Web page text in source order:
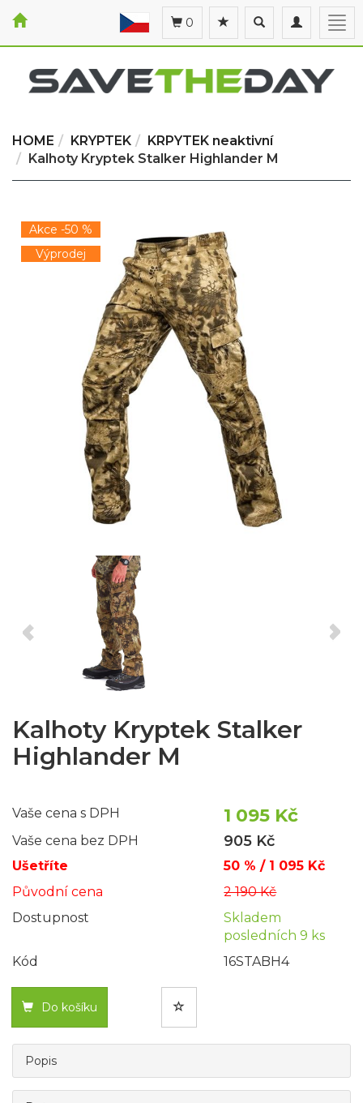
Toggle
navigation
Toggle
search
0
HOME KRYPTEK
KRPYTEK neaktivní
Kalhoty Kryptek Stalker Highlander M
Akce -50 %
Výprodej
Kalhoty Kryptek Stalker
Highlander M
Vaše cena s DPH 1 095 Kč
Vaše cena bez DPH 905 Kč
Ušetříte
50 % / 1 095 Kč
Původní cena
2 190 Kč
Dostupnost
Skladem
posledních 9 ks
Kód
16STABH4
Do košíku
Popis